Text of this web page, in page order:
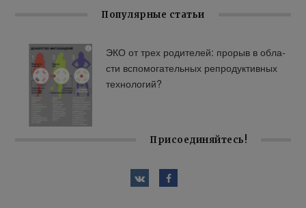
Популярные статьи
ЭКО от трех ро­ди­те­лей: про­рыв в об­ла­
сти вспо­мо­га­тель­ных ре­про­дук­тив­ных
тех­но­ло­гий?
Присоединяйтесь!